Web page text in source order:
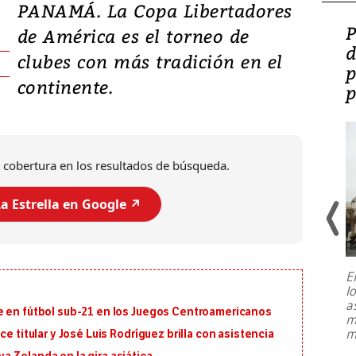
PANAMÁ. La Copa Libertadores
de América es el torneo de
clubes con más tradición en el
continente.
en los resultados de búsqueda.
Estrella en Google ↗️
en fútbol sub-21 en los Juegos Centroamericanos
titular y José Luis Rodríguez brilla con asistencia
Video: Lula lanza su
candidatura con
promesas de inversión
en defensa, educación y
referencias hacia sus adversarios, el
presidente de Brasil, Luiz Inácio Lula
da Silva, oficializó este domingo su